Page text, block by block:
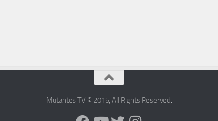
Mutantes TV © 2015, All Rights Reserved.